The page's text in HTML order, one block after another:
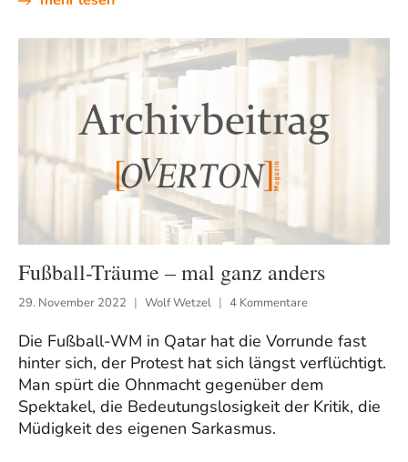
Fußball-Träume – mal ganz anders
29. November 2022 Wolf Wetzel 4 Kommentare
Die Fußball-WM in Qatar hat die Vorrunde fast
hinter sich, der Protest hat sich längst verflüchtigt.
Man spürt die Ohnmacht gegenüber dem
Spektakel, die Bedeutungslosigkeit der Kritik, die
Müdigkeit des eigenen Sarkasmus.